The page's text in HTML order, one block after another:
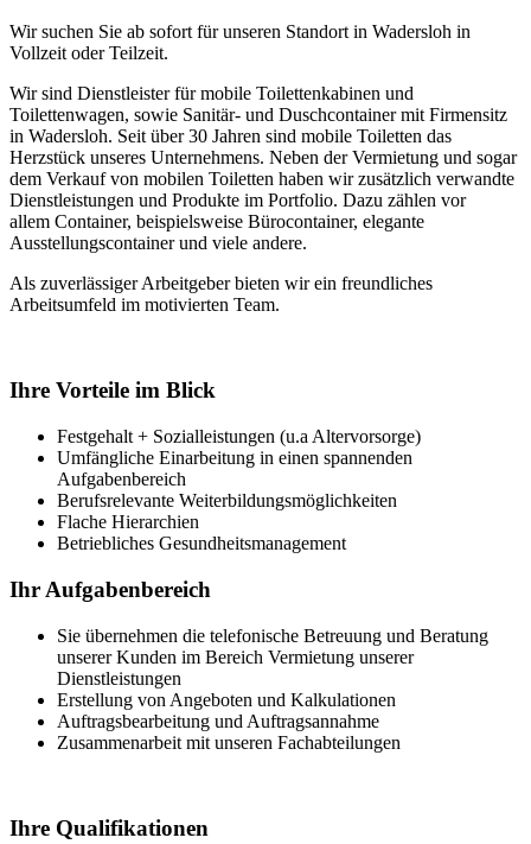
Wir suchen Sie ab sofort für unseren Standort in Wadersloh in
Vollzeit oder Teilzeit.
Wir sind Dienstleister für mobile Toilettenkabinen und
Toilettenwagen, sowie Sanitär- und Duschcontainer mit Firmensitz
in Wadersloh. Seit über 30 Jahren sind mobile Toiletten das
Herzstück unseres Unternehmens. Neben der Vermietung und sogar
dem Verkauf von mobilen Toiletten haben wir zusätzlich verwandte
Dienstleistungen und Produkte im Portfolio. Dazu zählen vor
allem Container, beispielsweise Bürocontainer, elegante
Ausstellungscontainer und viele andere.
Als zuverlässiger Arbeitgeber bieten wir ein freundliches
Arbeitsumfeld im motivierten Team.
Ihre Vorteile im Blick
Festgehalt + Sozialleistungen (u.a Altervorsorge)
Umfängliche Einarbeitung in einen spannenden
Aufgabenbereich
Berufsrelevante Weiterbildungsmöglichkeiten
Flache Hierarchien
Betriebliches Gesundheitsmanagement
Ihr Aufgabenbereich
Sie übernehmen die telefonische Betreuung und Beratung
unserer Kunden im Bereich Vermietung unserer
Dienstleistungen
Erstellung von Angeboten und Kalkulationen
Auftragsbearbeitung und Auftragsannahme
Zusammenarbeit mit unseren Fachabteilungen
Ihre Qualifikationen